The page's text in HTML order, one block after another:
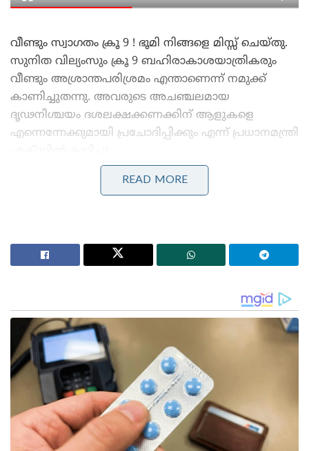
വീണ്ടും സ്വാഗതം ക്രൂ 9 ! ഭൂമി നിങ്ങളെ മിസ്സ് ചെയ്തു.
സുനിത വില്യംസും ക്രൂ 9 ബഹിരാകാശയാത്രികരും
വീണ്ടും അശ്രാന്തപരിശ്രമം എന്താണെന്ന് നമുക്ക്
കാണിച്ചുതന്നു. അവരുടെ അചഞ്ചലമായ
ദൃഢനിശ്ചയം ദശലക്ഷക്കണക്കിന് ആളുകളെ
എന്നെന്നേക്കുമായി പ്രചോദിപ്പിക്കും എന്ന് പ്രധാനമന്ത്രി
Stories you may like
സാധ്യത
‘എന്നെ കൊല്ലാനാണ് ശ്രമിക്കുന്നത്, കള്ളി എന്നു
വാഹനത്തിന് നേരെ കല്ലേറുണ്ടായതിനെ രൂക്ഷമായി
ബഹിരാകാശ പര്യവേക്ഷണം എന്നത് മനുഷ്യന്റെ
കഴിവുകളുടെ പരിധികൾ മറികടക്കുന്നതും, സ്വപ്നം
കാണാൻ പഠിപ്പിക്കുന്നതും ആ സ്വപ്നങ്ങളെ
യാഥാർത്ഥ്യമാക്കാനുള്ള ധൈര്യം കാണിക്കുന്നതുമാണ്
എന്ന് ഇന്ത്യൻ വംശജയായ ബഹിരാകാശ
സഞ്ചാരിയുടെ അഭിനിവേശത്തെയും കഠിന
READ MORE